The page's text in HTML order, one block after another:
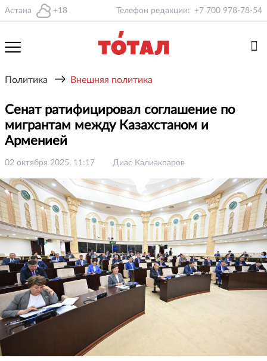
Астана +18 Телефон редакции: +7 700 978-78-54
Политика → Внешняя политика
Сенат ратифицировал соглашение по
мигрантам между Казахстаном и
Арменией
02 октября 2025, 11:17 Диас Калиакпаров